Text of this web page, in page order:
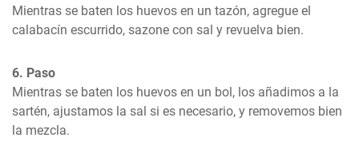
Mientras se baten los huevos en un tazón, agregue el
calabacín escurrido, sazone con sal y revuelva bien.
6. Paso
Mientras se baten los huevos en un bol, los añadimos a la
sartén, ajustamos la sal si es necesario, y removemos bien
la mezcla.